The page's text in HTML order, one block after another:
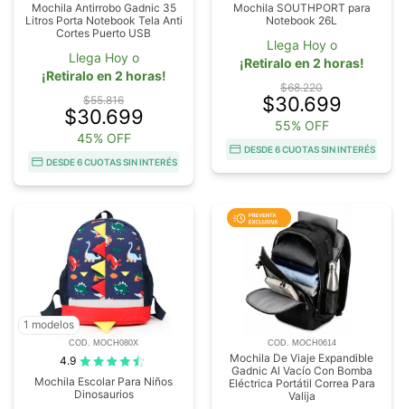
Mochila Antirrobo Gadnic 35
Litros Porta Notebook Tela Anti
Cortes Puerto USB
Llega Hoy o
¡Retiralo en 2 horas!
$55.816
$30.699
45% OFF
DESDE 6 CUOTAS SIN INTERÉS
Mochila SOUTHPORT para
Notebook 26L
Llega Hoy o
¡Retiralo en 2 horas!
$68.220
$30.699
55% OFF
DESDE 6 CUOTAS SIN INTERÉS
1 modelos
COD. MOCH080X
4.9
Mochila Escolar Para Niños
Dinosaurios
COD. MOCH0614
Mochila De Viaje Expandible
Gadnic Al Vacío Con Bomba
Eléctrica Portátil Correa Para
Valija